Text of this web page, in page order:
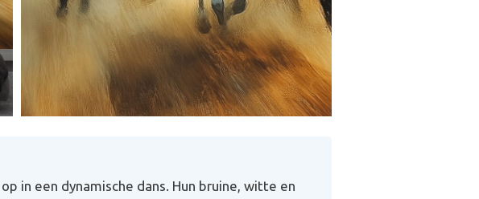
in een dynamische dans. Hun bruine, witte en